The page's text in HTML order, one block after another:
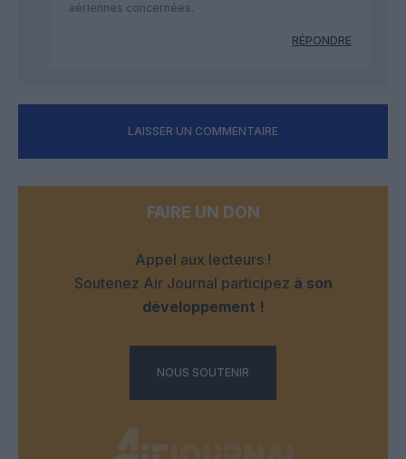
aériennes concernées.
RÉPONDRE
LAISSER UN COMMENTAIRE
FAIRE UN DON
Appel aux lecteurs !
Soutenez Air Journal participez à son
développement !
NOUS SOUTENIR